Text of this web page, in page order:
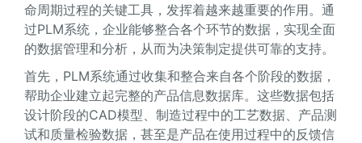
命周期过程的关键工具，发挥着越来越重要的作用。通
过PLM系统，企业能够整合各个环节的数据，实现全面
的数据管理和分析，从而为决策制定提供可靠的支持。
首先，PLM系统通过收集和整合来自各个阶段的数据，
帮助企业建立起完整的产品信息数据库。这些数据包括
设计阶段的CAD模型、制造过程中的工艺数据、产品测
试和质量检验数据，甚至是产品在使用过程中的反馈信